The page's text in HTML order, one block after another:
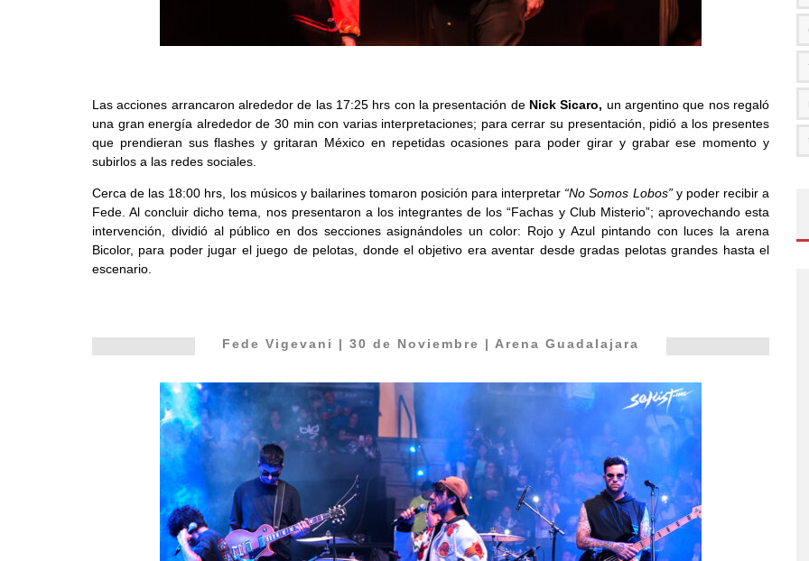
Las acciones arrancaron alrededor de las 17:25 hrs con la presentación de Nick Sicaro, un argentino que nos regaló
una gran energía alrededor de 30 min con varias interpretaciones; para cerrar su presentación, pidió a los presentes
que prendieran sus flashes y gritaran México en repetidas ocasiones para poder girar y grabar ese momento y
subirlos a las redes sociales.
Cerca de las 18:00 hrs, los músicos y bailarines tomaron posición para interpretar “No Somos Lobos”y poder recibir a
Fede. Al concluir dicho tema, nos presentaron a los integrantes de los “Fachas y Club Misterio”; aprovechando esta
intervención, dividió al público en dos secciones asignándoles un color: Rojo y Azul pintando con luces la arena
Bicolor, para poder jugar el juego de pelotas, donde el objetivo era aventar desde gradas pelotas grandes hasta el
escenario.
Fede Vigevani | 30 de Noviembre | Arena Guadalajara